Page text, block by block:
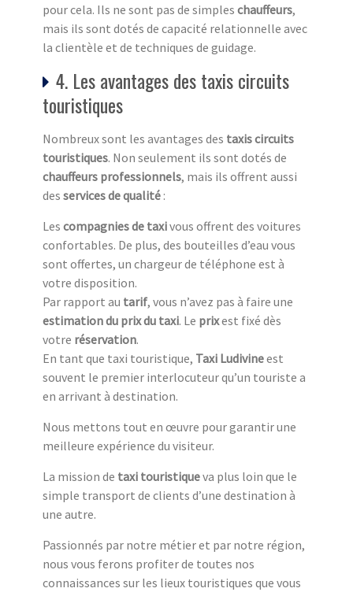
pour cela. Ils ne sont pas de simples chauffeurs,
mais ils sont dotés de capacité relationnelle avec
la clientèle et de techniques de guidage.
4. Les avantages des taxis circuits
touristiques
Nombreux sont les avantages des taxis circuits
touristiques. Non seulement ils sont dotés de
chauffeurs professionnels, mais ils offrent aussi
des services de qualité :
Les compagnies de taxivous offrent des voitures
confortables. De plus, des bouteilles d’eau vous
sont offertes, un chargeur de téléphone est à
votre disposition.
Par rapport au tarif, vous n’avez pas à faire une
estimation du prix du taxi. Le prixest fixé dès
votre réservation.
En tant que taxi touristique, Taxi Ludivineest
souvent le premier interlocuteur qu’un touriste a
en arrivant à destination.
Nous mettons tout en œuvre pour garantir une
meilleure expérience du visiteur.
La mission de taxi touristiqueva plus loin que le
simple transport de clients d’une destination à
une autre.
Passionnés par notre métier et par notre région,
nous vous ferons profiter de toutes nos
connaissances sur les lieux touristiques que vous